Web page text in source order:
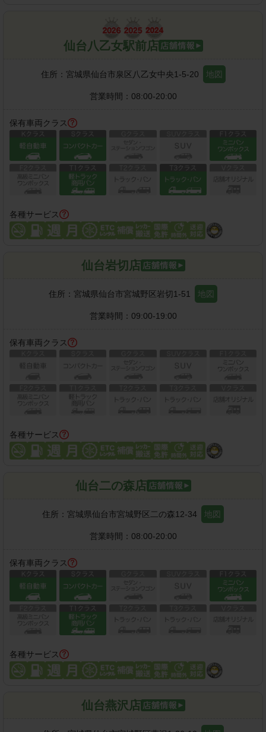
仙台八乙女駅前店
住所： 宮城県仙台市泉区八乙女中央1-5-20 地図
営業時間： 08:00-20:00
保有車両クラス
各種サービス
仙台岩切店
住所： 宮城県仙台市宮城野区岩切1-51 地図
営業時間： 09:00-19:00
保有車両クラス
各種サービス
仙台二の森店
住所： 宮城県仙台市宮城野区二の森12-34 地図
営業時間： 08:00-20:00
保有車両クラス
各種サービス
仙台燕沢店